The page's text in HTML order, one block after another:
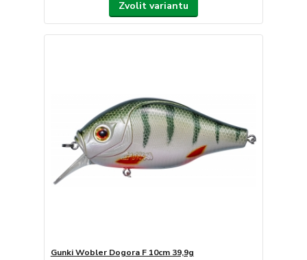
Zvolit variantu
Gunki Wobler Dogora F 10cm 39,9g